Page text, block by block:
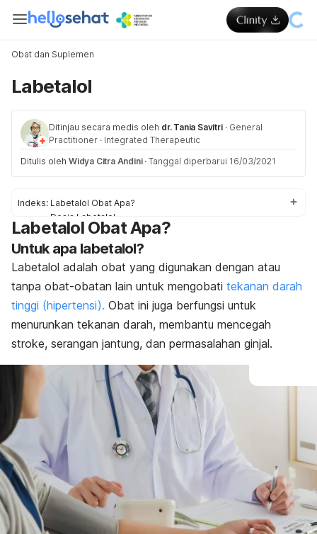
Obat dan Suplemen
Labetalol
Ditinjau secara medis oleh dr. Tania Savitri · General
Practitioner · Integrated Therapeutic
Ditulis oleh Widya Citra Andini · Tanggal diperbarui 16/03/2021
Indeks: Labetalol Obat Apa?
Dosis Labetalol
Efek samping Labetalol
Peringatan dan Perhatian Obat Labetalol
Interaksi Obat Labetalol
Overdosis Labetalol
Labetalol Obat Apa?
Untuk apa labetalol?
Labetalol adalah obat yang digunakan dengan atau
tanpa obat-obatan lain untuk mengobati tekanan darah
tinggi (hipertensi). Obat ini juga berfungsi untuk
menurunkan tekanan darah, membantu mencegah
stroke, serangan jantung, dan permasalahan ginjal.